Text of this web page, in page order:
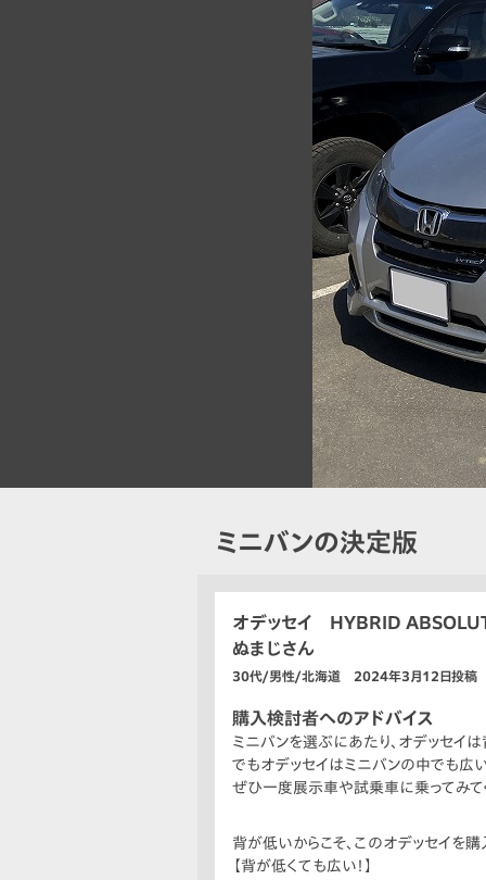
ミニバンの決定版
オデッセイ HYBRID
ぬまじさん
30代/男性/北海道 2024年3月12日投稿
購入検討者へのアドバイス
ミニバンを選ぶにあたり、オデッセイ
でもオデッセイはミニバンの中でも広
ぜひ一度展示車や試乗車に乗ってみて
背が低いからこそ、このオデッセイを購
【背が低くても広い！】